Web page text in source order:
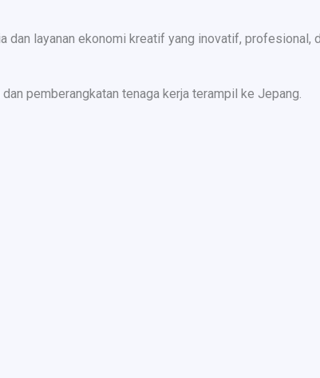
dan layanan ekonomi kreatif yang inovatif,
pemberangkatan tenaga kerja terampil ke Jepang.